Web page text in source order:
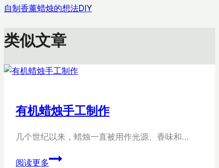
导
航
自制香薰蜡烛的想法DIY
类似文章
有机蜡烛手工制作
几个世纪以来，蜡烛一直被用作光源、香味和…
阅读更多有